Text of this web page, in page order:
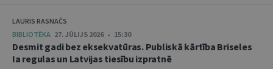
LAURIS RASNAČS
BIBLIOTĒKA 27. JŪLIJS 2026 • 15:30
Desmit gadi bez eksekvatūras. Publiskā kārtība Briseles
Ia regulas un Latvijas tiesību izpratnē